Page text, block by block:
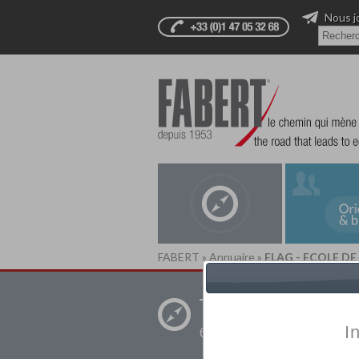
Nous
FABERT » Annuaire » ELAG - ECOLE
Trouver un
établissement